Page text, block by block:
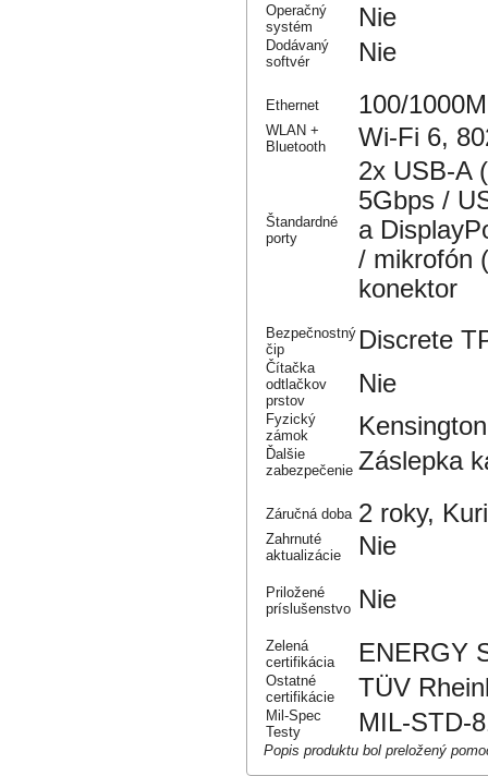
Operačný
systém
Nie
Dodávaný
softvér
Nie
Ethernet 100/
WLAN +
Bluetooth
Wi-Fi 6,
Štandardné
porty
2x USB-A
5Gbps /
a
/ mikrofón
konektor
Bezpečnostný
čip
Discrete
Čítačka
odtlačkov
prstov
Nie
Fyzický
zámok
Ďalšie
zabezpečenie Záslepka
Záručná doba 2 roky,
Zahrnuté
aktualizácie
Nie
Priložené
príslušenstvo Nie
Zelená
certifikácia
ENERGY
Ostatné
certifikácie
TÜV
Mil-Spec
Testy
MIL-STD-
Popis produktu bol preložený